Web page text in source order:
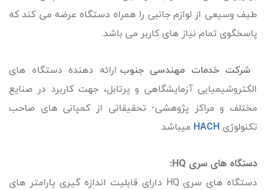
طیف وسیعی از لوازم جانبی را همراه دستگاه عرضه می کند که
پاسخگوی تمام نیاز های کاربر می باشد.
شرکت خدمات مهندسی جنوب ارائه دهنده دستگاه های
الکتروشیمیایی آزمایشگاهی و پرتابل، جهت کاربرد در صنایع
مختلف و مراکز پژوهشی- تحقیقاتی از کمپانی های صاحب
تکنولوژی HACH میباشد.
دستگاه های سری HQ:
دستگاه های سری HQ دارای قابلیت اندازه گیری پارامتر های